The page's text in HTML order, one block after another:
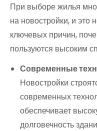
При выборе жилья
на новостройки, и это
ключевых причин,
пользуются высоким
Современные
Новостройки
современных
обеспечивает
долговечность